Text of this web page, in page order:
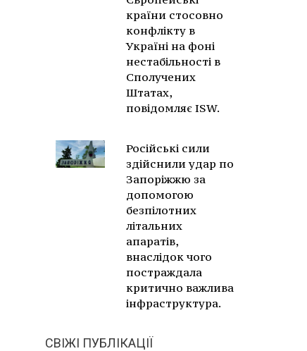
країни стосовно
конфлікту в
Україні на фоні
нестабільності в
Сполучених
Штатах,
повідомляє ISW.
Російські сили
здійснили удар по
Запоріжжю за
допомогою
безпілотних
літальних
апаратів,
внаслідок чого
постраждала
критично важлива
інфраструктура.
СВІЖІ ПУБЛІКАЦІЇ